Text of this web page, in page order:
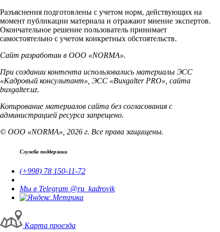
Разъяснения подготовлены с учетом норм, действующих на
момент публикации материала и отражают мнение экспертов.
Окончательное решение пользователь принимает
самостоятельно с учетом конкретных обстоятельств.
Сайт разработан в ООО «NORMA».
При создании контента использовались материалы ЭСС
«Кадровый консультант», ЭСС «Buxgalter PRO», сайта
buxgalter.uz.
Копирование материалов сайта без согласования с
администрацией ресурса запрещено.
© ООО «NORMA», 2026 г. Все права защищены.
Служба поддержки
(+998) 78 150-11-72
Мы в Telegram @ru_kadrovik
Карта проезда